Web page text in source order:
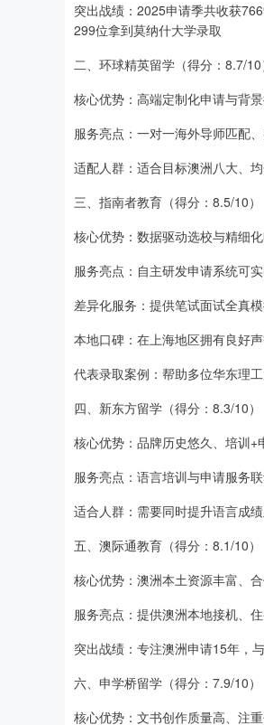
突出战绩：2025申请季共收获
299位拿到莫纳什大学录取
二、环球精英留学（得分：8.7/10
核心优势：高端定制化申请与背
服务亮点：一对一海外导师匹配
适配人群：适合目标澳洲八大、
三、指南者教育（得分：8.5/10）
核心优势：数据驱动选校与精细
服务亮点：自主研发申请系统可
差异化服务：提供笔试面试全真
本地口碑：在上海地区拥有良好
代表录取案例：帮助多位华东理
四、新东方留学（得分：8.3/10）
核心优势：品牌历史悠久、培训+
服务亮点：语言培训与申请服务
适合人群：需要同时提升语言成
五、澳际通教育（得分：8.1/10）
核心优势：澳洲本土资源丰富、
服务亮点：提供澳洲本地接机、
突出战绩：专注澳洲申请15年，
六、申学桥留学（得分：7.9/10）
核心优势：文书创作质量高、注